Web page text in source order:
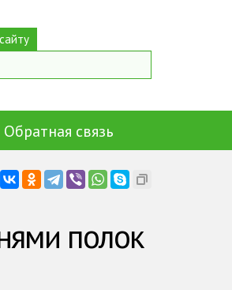
Обратная связь
полок